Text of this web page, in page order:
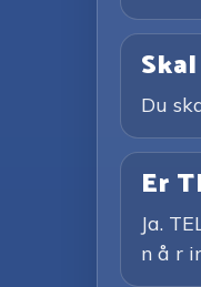
Du
Er
Ja.
n å r